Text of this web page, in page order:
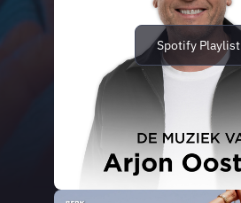
Spotify Playlist